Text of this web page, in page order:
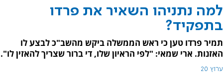
למה נתניהו השאיר את פרדו
בתפקיד?
תמיר פרדו טען כי ראש הממשלה ביקש מהשב"כ לבצע לו
האזנות. ארי שמאי: "לפי הראיון שלו, די ברור שצריך להאזין לו".
ערוץ 20